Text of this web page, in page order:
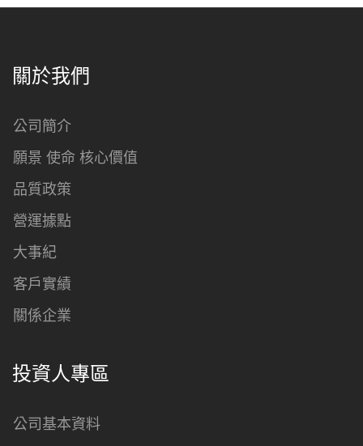
關於我們
公司簡介
願景 使命 核心價值
品質政策
營運據點
大事紀
客戶實績
關係企業
投資人專區
公司基本資料